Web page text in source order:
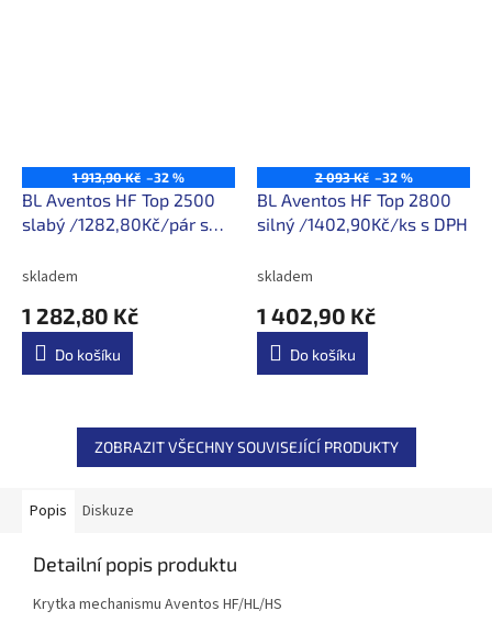
1 913,90 Kč –32 %
BL Aventos HF Top 2500
slabý /1282,80Kč/pár s
skladem
1 282,80 Kč
Do košíku
2 093 Kč –32 %
BL Aventos HF Top 2800
silný /1402,90Kč/ks s DPH
skladem
1 402,90 Kč
Do košíku
ZOBRAZIT VŠECHNY SOUVISEJÍCÍ PRODUKTY
Popis Diskuze
Detailní popis produktu
Krytka mechanismu Aventos HF/HL/HS